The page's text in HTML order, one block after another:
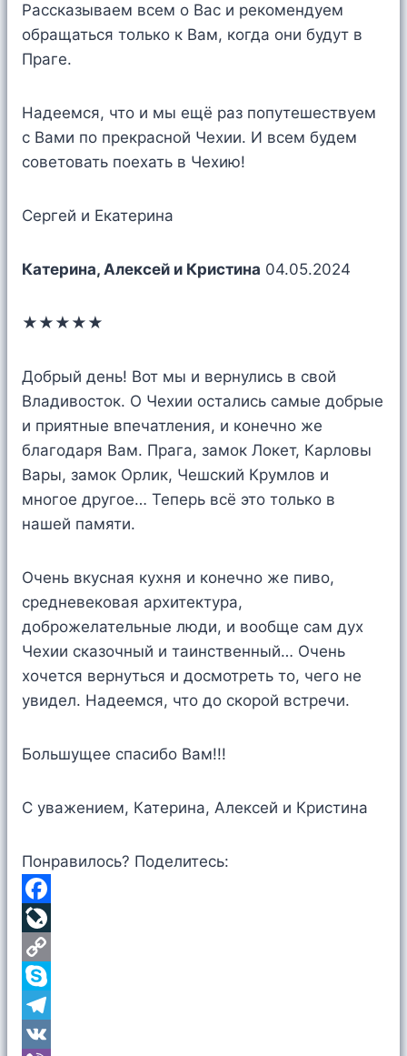
Рассказываем всем о Вас и рекомендуем
обращаться только к Вам, когда они будут в
Праге.
Надеемся, что и мы ещё раз попутешествуем
с Вами по прекрасной Чехии. И всем будем
советовать поехать в Чехию!
Сергей и Екатерина
Катерина, Алексей и Кристина 04.05.2024
★★★★★
Добрый день! Вот мы и вернулись в свой
Владивосток. О Чехии остались самые добрые
и приятные впечатления, и конечно же
благодаря Вам. Прага, замок Локет, Карловы
Вары, замок Орлик, Чешский Крумлов и
многое другое… Теперь всё это только в
нашей памяти.
Очень вкусная кухня и конечно же пиво,
средневековая архитектура,
доброжелательные люди, и вообще сам дух
Чехии сказочный и таинственный… Очень
хочется вернуться и досмотреть то, чего не
увидел. Надеемся, что до скорой встречи.
Большущее спасибо Вам!!!
С уважением, Катерина, Алексей и Кристина
Понравилось? Поделитесь:
F
a
c
e
b
L
v
e
C
o
p
S
kT